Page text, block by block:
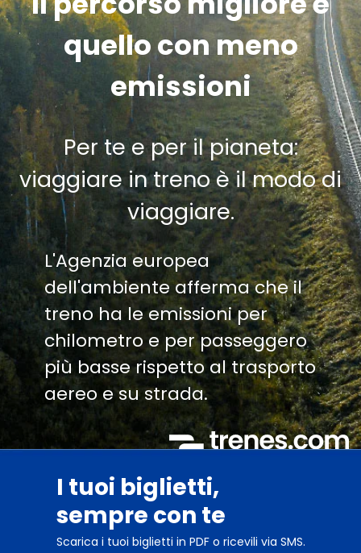
quello con meno
emissioni
Per te e per il pianeta:
viaggiare in treno è il modo di
viaggiare.
L'Agenzia europea
dell'ambiente afferma che il
treno ha le emissioni per
chilometro e per passeggero
più basse rispetto al trasporto
aereo e su strada.
I tuoi biglietti,
sempre con te
Scarica i tuoi biglietti in PDF o ricevili via SMS.